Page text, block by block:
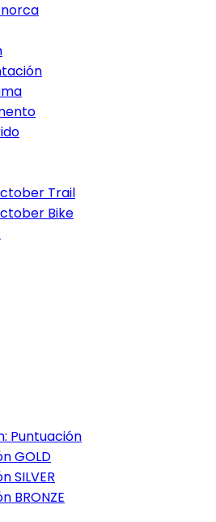
Trail
Bike
Puntuación
GOLD
SILVER
BRONZE